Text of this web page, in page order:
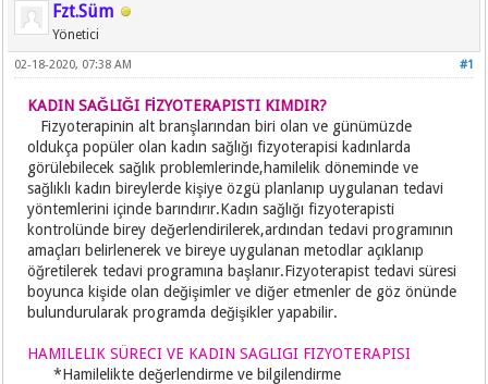
Fzt.Süm
Yönetici
#1
02-18-2020, 07:38 AM
KADIN SAĞLIĞI FİZYOTERAPISTI KIMDIR?
Fizyoterapinin alt branşlarından biri olan ve günümüzde
oldukça popüler olan kadın sağlığı fizyoterapisi kadınlarda
görülebilecek sağlık problemlerinde,hamilelik döneminde ve
sağlıklı kadın bireylerde kişiye özgü planlanıp uygulanan tedavi
yöntemlerini içinde barındırır.Kadın sağlığı fizyoterapisti
kontrolünde birey değerlendirilerek,ardından tedavi programının
amaçları belirlenerek ve bireye uygulanan metodlar açıklanıp
öğretilerek tedavi programına başlanır.Fizyoterapist tedavi süresi
boyunca kişide olan değişimler ve diğer etmenler de göz önünde
bulundurularak programda değişikler yapabilir.
HAMILELIK SÜRECI VE KADIN SAGLIGI FIZYOTERAPISI
*Hamilelikte değerlendirme ve bilgilendirme